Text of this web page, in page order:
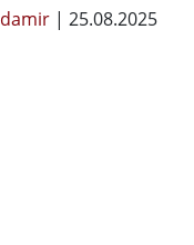
damir | 25.08.2025